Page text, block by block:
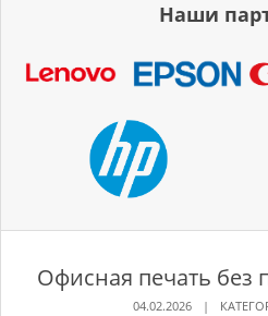
Наши
Офисная печать без
04.02.2026